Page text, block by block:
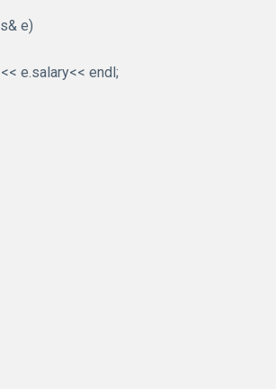
e)
e.salary<< endl;